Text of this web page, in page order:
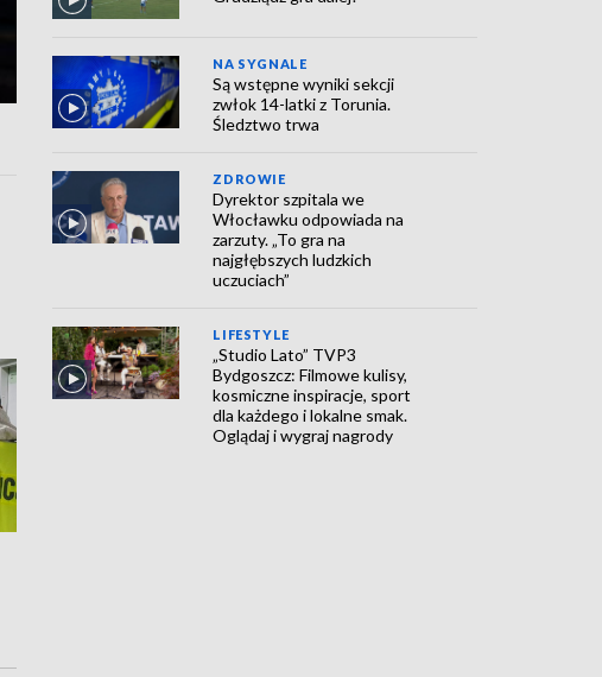
NA SYGNALE
Są wstępne wyniki sekcji
zwłok 14-latki z Torunia.
Śledztwo trwa
ZDROWIE
Dyrektor szpitala we
Włocławku odpowiada na
zarzuty. „To gra na
najgłębszych ludzkich
uczuciach”
LIFESTYLE
„Studio Lato” TVP3
Bydgoszcz: Filmowe kulisy,
kosmiczne inspiracje, sport
dla każdego i lokalne smak.
Oglądaj i wygraj nagrody